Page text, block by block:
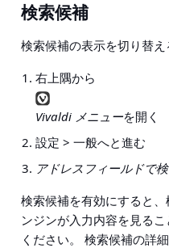
検索候補
検索候補の表示を切り替え
右上隅から
Vivaldi メニューを開く
設定 > 一般へと進む
アドレスフィールドで
検索候補を有効にすると
ンジンが入力内容を見る
ください。 検索候補の詳細